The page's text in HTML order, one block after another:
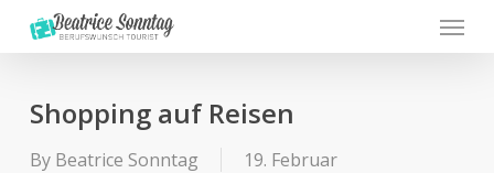
Menu
Shopping auf Reisen
By Beatrice Sonntag
19. Februar